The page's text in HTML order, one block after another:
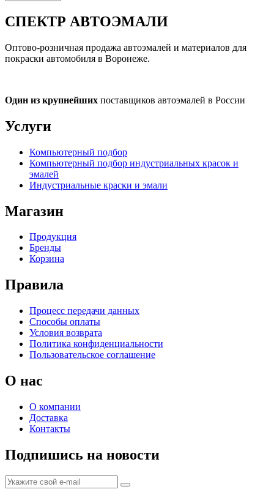
СПЕКТР АВТОЭМАЛИ
Оптово-розничная продажа автоэмалей и материалов для
покраски автомобиля в Воронеже.
Один из крупнейших поставщиков автоэмалей в России
Услуги
Компьютерный подбор
Компьютерный подбор индустриальных красок и
эмалей
Индустриальные краски и эмали
Магазин
Продукция
Бренды
Корзина
Правила
Процесс передачи данных
Способы оплаты
Условия возврата
Политика конфиденциальности
Пользовательское соглашение
О нас
О компании
Доставка
Контакты
Подпишись на новости